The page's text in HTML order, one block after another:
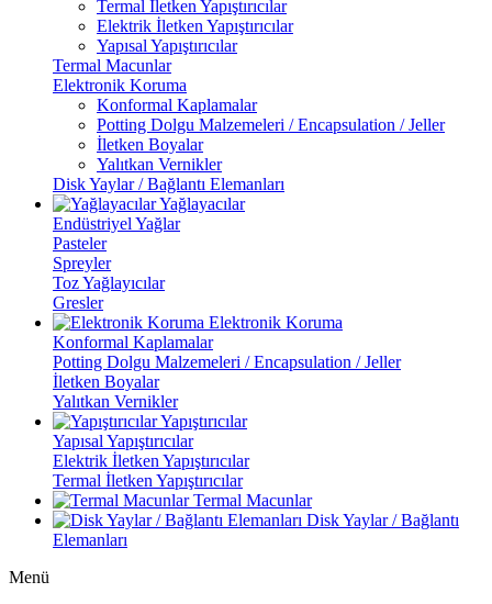
Termal İletken Yapıştırıcılar
Elektrik İletken Yapıştırıcılar
Yapısal Yapıştırıcılar
Termal Macunlar
Elektronik Koruma
Konformal Kaplamalar
Potting Dolgu Malzemeleri / Encapsulation / Jeller
İletken Boyalar
Yalıtkan Vernikler
Disk Yaylar / Bağlantı Elemanları
Yağlayacılar
Endüstriyel Yağlar
Pasteler
Spreyler
Toz Yağlayıcılar
Gresler
Elektronik Koruma
Konformal Kaplamalar
Potting Dolgu Malzemeleri / Encapsulation / Jeller
İletken Boyalar
Yalıtkan Vernikler
Yapıştırıcılar
Yapısal Yapıştırıcılar
Elektrik İletken Yapıştırıcılar
Termal İletken Yapıştırıcılar
Termal Macunlar
Disk Yaylar / Bağlantı
Elemanları
Menü